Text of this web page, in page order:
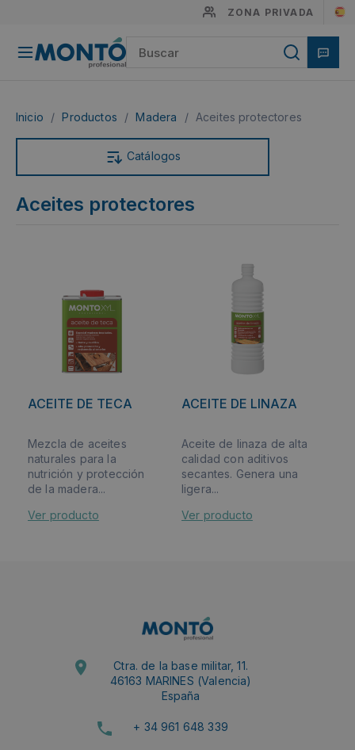
ZONA PRIVADA
Inicio / Productos / Madera / Aceites protectores
Catálogos
Aceites protectores
ACEITE DE TECA
Mezcla de aceites
naturales para la
nutrición y protección
de la madera...
Ver producto
ACEITE DE LINAZA
Aceite de linaza de alta
calidad con aditivos
secantes. Genera una
ligera...
Ver producto
Ctra. de la base militar, 11.
46163 MARINES (Valencia)
España
+ 34 961 648 339